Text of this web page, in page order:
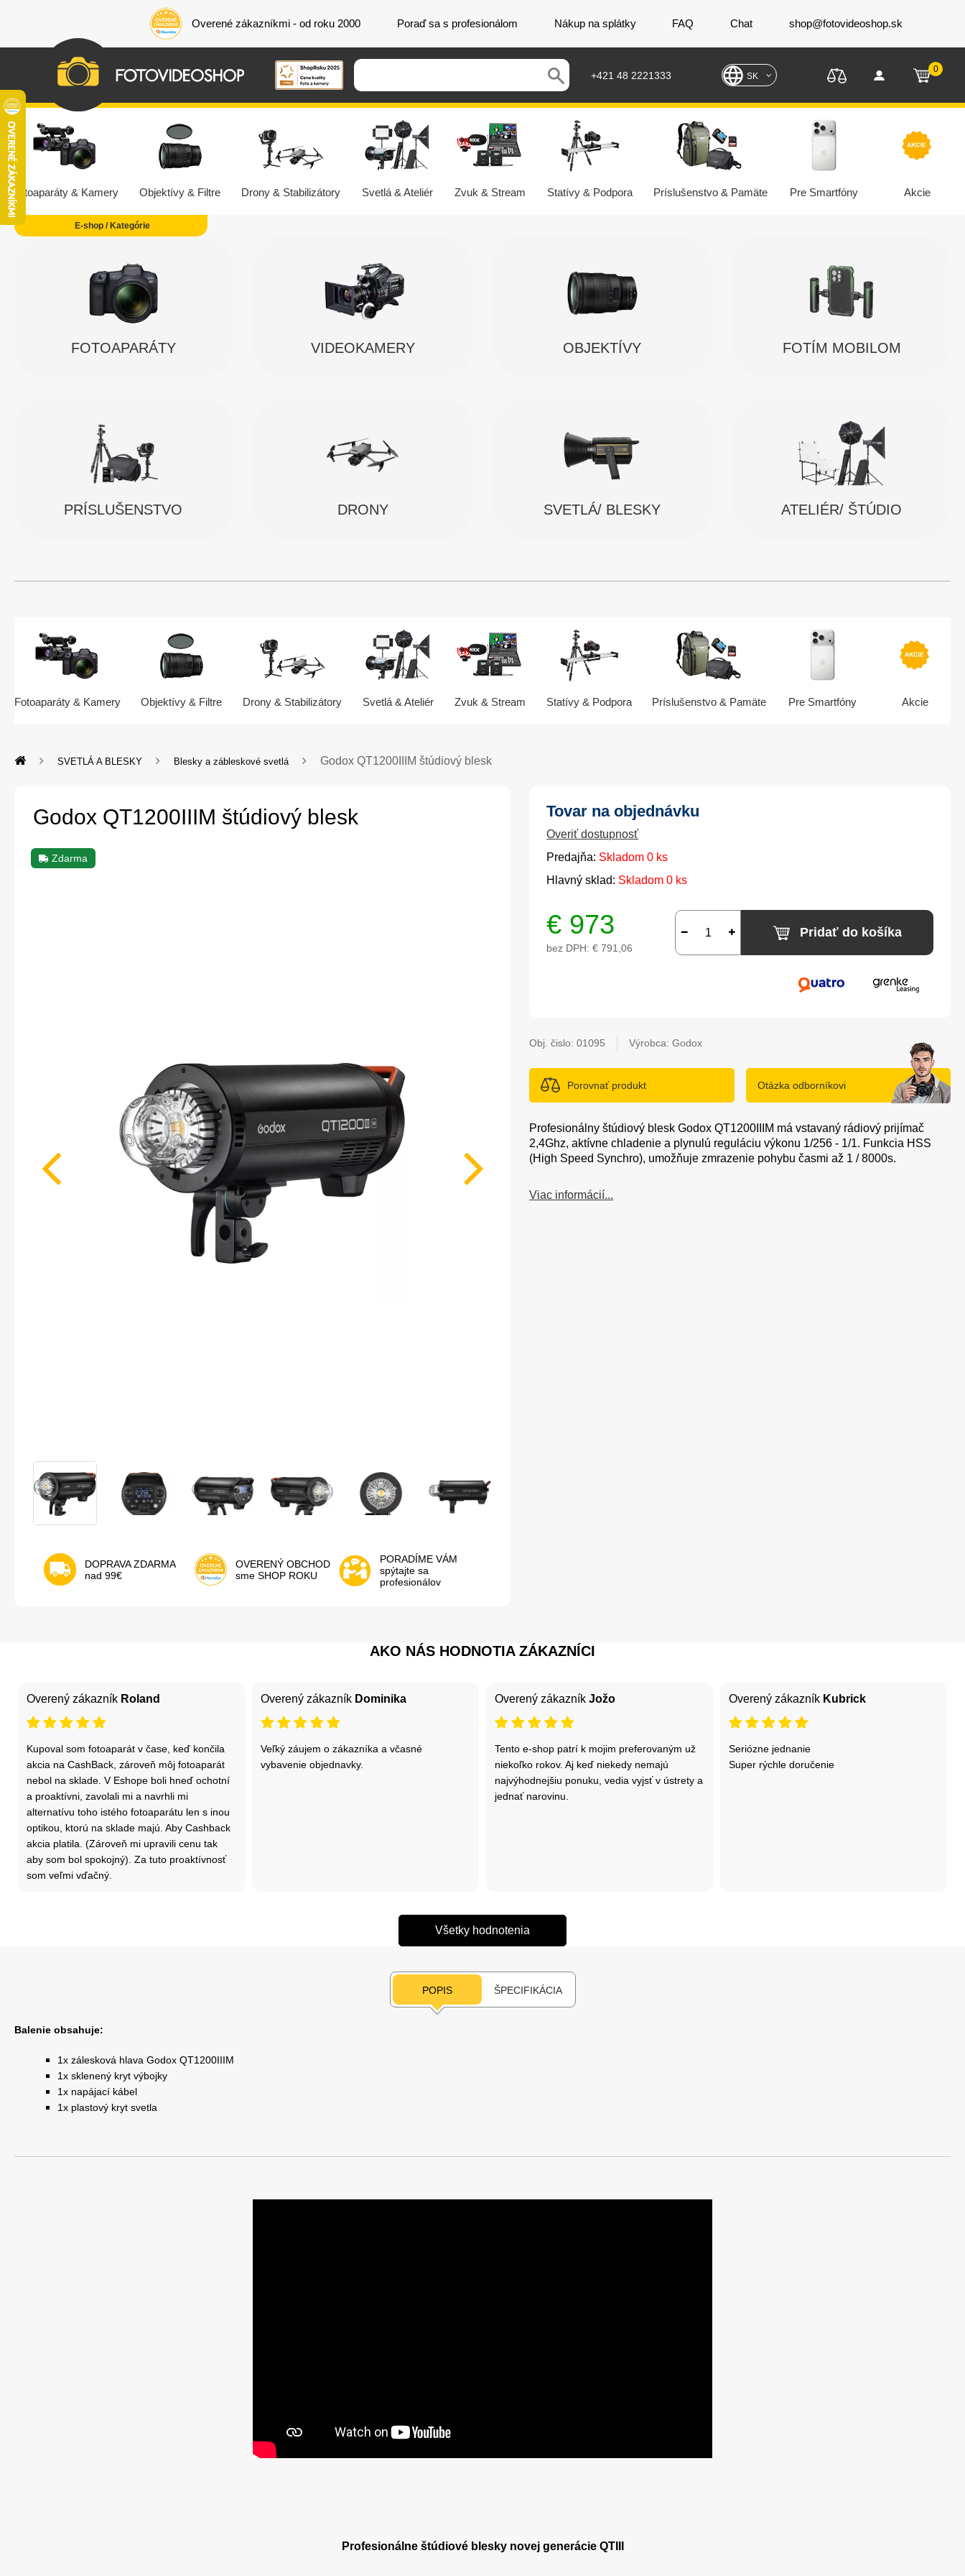
Overené zákazníkmi - od roku 2000 Poraď sa s profesionálom Nákup na splátky FAQ Chat shop@fotovideoshop.sk
+421 48 2221333 SK
0
Fotoaparáty & Kamery Objektívy & Filtre Drony & Stabilizátory Svetlá & Ateliér Zvuk & Stream Statívy & Podpora Príslušenstvo & Pamäte Pre Smartfóny Akcie
FOTOAPARÁTY VIDEOKAMERY OBJEKTÍVY FOTÍM MOBILOM
PRÍSLUŠENSTVO DRONY SVETLÁ/ BLESKY ATELIÉR/ ŠTÚDIO
Fotoaparáty & Kamery Objektívy & Filtre Drony & Stabilizátory Svetlá & Ateliér Zvuk & Stream Statívy & Podpora Príslušenstvo & Pamäte Pre Smartfóny Akcie
SVETLÁ A BLESKY Blesky a zábleskové svetlá Godox QT1200IIIM štúdiový blesk
Godox QT1200IIIM štúdiový blesk
Zdarma
DOPRAVA ZDARMA
nad 99€
OVERENÝ OBCHOD
sme SHOP ROKU
PORADÍME VÁM
spýtajte sa
profesionálov
Tovar na objednávku
Overiť dostupnosť
Predajňa: Skladom 0 ks
Hlavný sklad: Skladom 0 ks
€ 973
bez DPH: € 791,06
Pridať do košíka
Obj. čislo:01095 Výrobca: Godox
Porovnať produkt Otázka odborníkovi
Profesionálny štúdiový blesk Godox QT1200IIIM má vstavaný rádiový prijímač
2,4Ghz, aktívne chladenie a plynulú reguláciu výkonu 1/256 - 1/1. Funkcia HSS
(High Speed Synchro), umožňuje zmrazenie pohybu časmi až 1 / 8000s.
Viac informácií...
AKO NÁS HODNOTIA ZÁKAZNÍCI
Overený zákazník Roland
Kupoval som fotoaparát v čase, keď končila
akcia na CashBack, zároveň môj fotoaparát
nebol na sklade. V Eshope boli hneď ochotní
a proaktívni, zavolali mi a navrhli mi
alternatívu toho istého fotoaparátu len s inou
optikou, ktorú na sklade majú. Aby Cashback
akcia platila. (Zároveň mi upravili cenu tak
aby som bol spokojný). Za tuto proaktívnosť
som veľmi vďačný.
Overený zákazník Dominika
Veľký záujem o zákazníka a včasné
vybavenie objednavky.
Overený zákazník Jožo
Tento e-shop patrí k mojim preferovaným už
niekoľko rokov. Aj keď niekedy nemajú
najvýhodnejšiu ponuku, vedia vyjsť v ústrety a
jednať narovinu.
Overený zákazník Kubrick
Seriózne jednanie
Super rýchle doručenie
Všetky hodnotenia
POPIS ŠPECIFIKÁCIA
Balenie obsahuje:
1x zálesková hlava Godox QT1200IIIM
1x sklenený kryt výbojky
1x napájací kábel
1x plastový kryt svetla
Profesionálne štúdiové blesky novej generácie QTIII
E-shop / Kategórie